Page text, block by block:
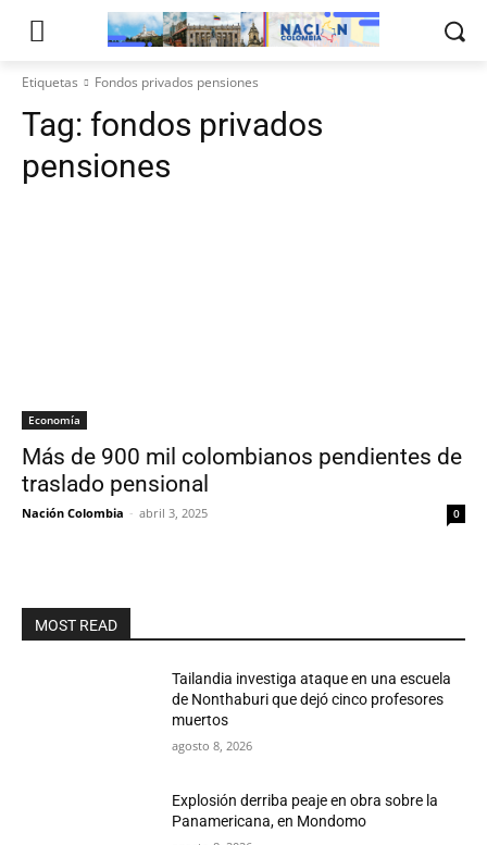
Etiquetas Fondos privados pensiones
Tag: fondos privados
pensiones
Economía
Más de 900 mil colombianos pendientes de
traslado pensional
Nación Colombia - abril 3, 2025 0
MOST READ
Tailandia investiga ataque en una escuela
de Nonthaburi que dejó cinco profesores
muertos
agosto 8, 2026
Explosión derriba peaje en obra sobre la
Panamericana, en Mondomo